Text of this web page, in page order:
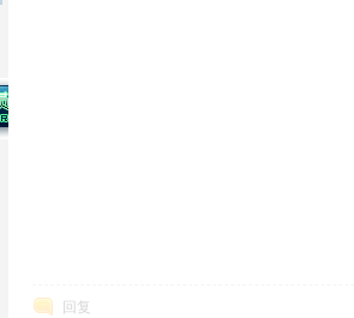
回复